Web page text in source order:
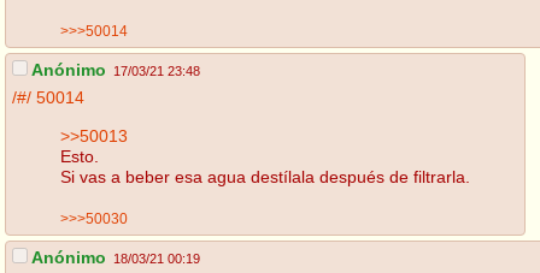
>>>50014
Anónimo 17/03/21 23:48
/#/ 50014
>>50013
Esto.
Si vas a beber esa agua destílala después de filtrarla.
>>>50030
Anónimo 18/03/21 00:19